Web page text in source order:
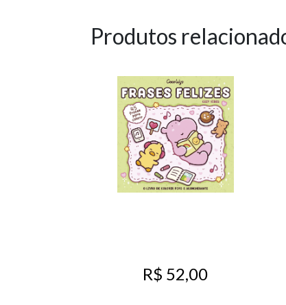
Produtos
R$ 52,00